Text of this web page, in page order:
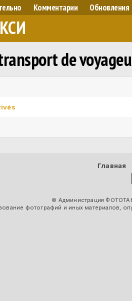
Комментарии Обновления
de
Главная
© Администрация
фотографий и иных материалов,